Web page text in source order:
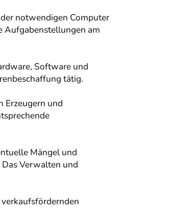
notwendigen Computer
Aufgabenstellungen am
Software und
tätig.
Erzeugern und
Mängel und
Verwalten und